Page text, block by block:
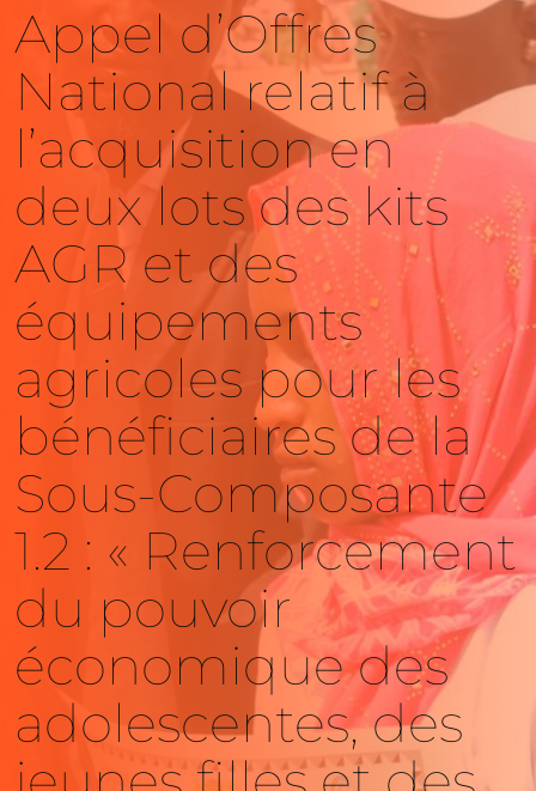
Appel d’Offres
National relatif à
l’acquisition en
deux lots des kits
AGR et des
équipements
agricoles pour les
bénéficiaires de la
Sous-Composante
1.2 : « Renforcement
du pouvoir
économique des
adolescentes, des